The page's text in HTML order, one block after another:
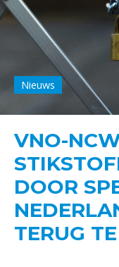
Nieuws
VNO-
DOOR
TERUG